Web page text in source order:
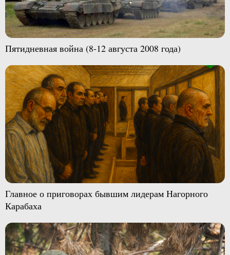
Пятидневная война (8-12 августа 2008 года)
Главное о приговорах бывшим лидерам Нагорного
Карабаха